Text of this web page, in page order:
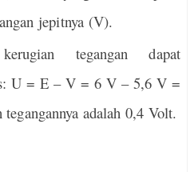
jepitnya (V).
tegangan dapat
U = E – V = 6 V – 5,6 V =
adalah 0,4 Volt.